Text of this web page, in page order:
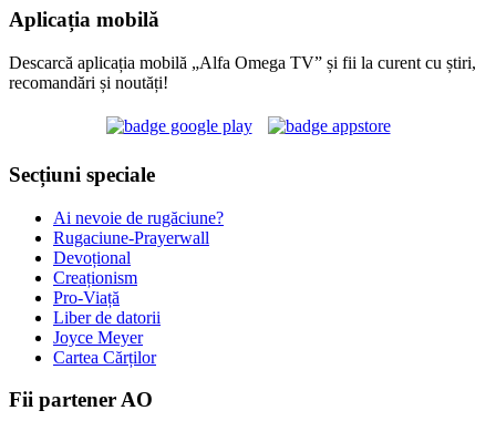
Aplicația mobilă
Descarcă aplicația mobilă „Alfa Omega TV” și fii la curent cu știri,
recomandări și noutăți!
Secțiuni speciale
Ai nevoie de rugăciune?
Rugaciune-Prayerwall
Devoțional
Creaționism
Pro-Viață
Liber de datorii
Joyce Meyer
Cartea Cărților
Fii partener AO